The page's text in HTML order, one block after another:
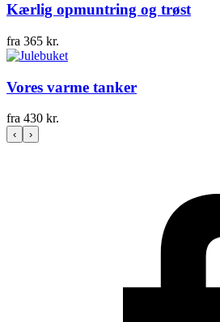
Kærlig opmuntring og trøst
fra 365 kr.
Vores varme tanker
fra 430 kr.
‹ ›